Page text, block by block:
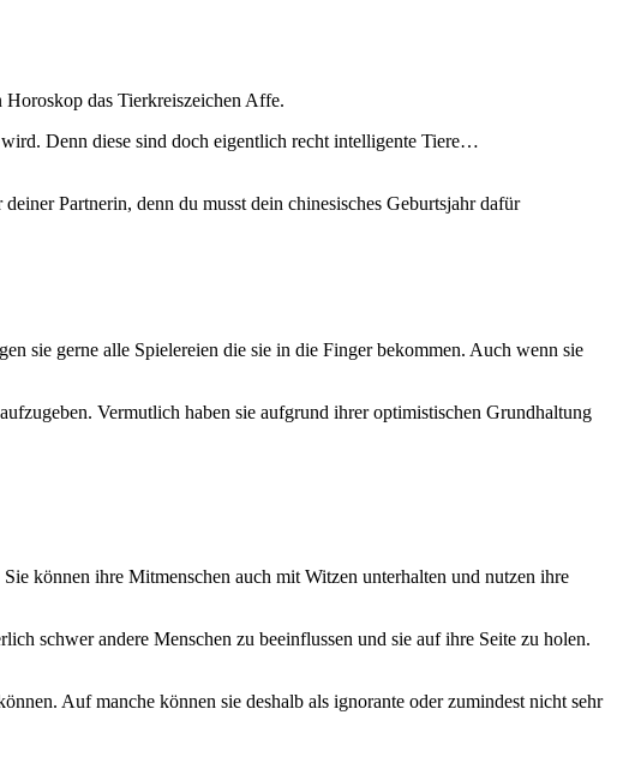
das Tierkreiszeichen Affe.
Denn diese sind doch eigentlich recht intelligente Tiere…
Partnerin, denn du musst dein chinesisches Geburtsjahr dafür
sie gerne alle Spielereien die sie in die Finger bekommen. Auch wenn sie
Vermutlich haben sie aufgrund ihrer optimistischen Grundhaltung
können ihre Mitmenschen auch mit Witzen unterhalten und nutzen ihre
schwer andere Menschen zu beeinflussen und sie auf ihre Seite zu holen.
Auf manche können sie deshalb als ignorante oder zumindest nicht sehr